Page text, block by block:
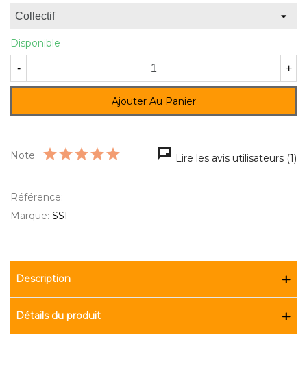
Disponible
- +
Ajouter Au Panier
Note Lire les avis utilisateurs (1)
Référence:
Marque: SSI
Description
Détails du produit